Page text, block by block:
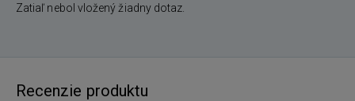
Zatiaľ nebol vložený žiadny dotaz.
Recenzie produktu